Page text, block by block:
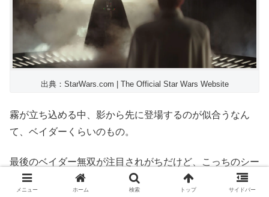
出典：StarWars.com | The Official Star Wars Website
霧が立ち込める中、影から先に登場するのが似合うなん
て、ベイダーくらいのもの。
最後のベイダー無双が注目されがちだけど、こっちのシー
ンも味わい深い。
メニュー ホーム 検索 トップ サイドバー